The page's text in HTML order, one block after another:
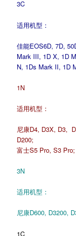
3C
适用机型：
佳能EOS6D, 7D,
Mark III, 1D X, 1D
N, 1Ds Mark II, 1D
1N
适用机型：
尼康D4, D3X, D3,
D200;
富士S5 Pro, S3 Pro;
3N
适用机型：
尼康D600, D3200,
1C